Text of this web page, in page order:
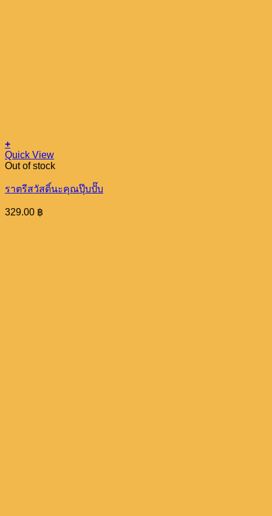
+
Quick View
Out of stock
ราตรีสวัสดิ์นะคุณปุ๊บปั๊บ
329.00 ฿